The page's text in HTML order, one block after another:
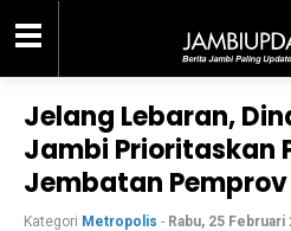
Jelang Lebaran,
Jambi Prioritaskan
Jembatan
Kategori Metropolis - Rabu, 25 Februari